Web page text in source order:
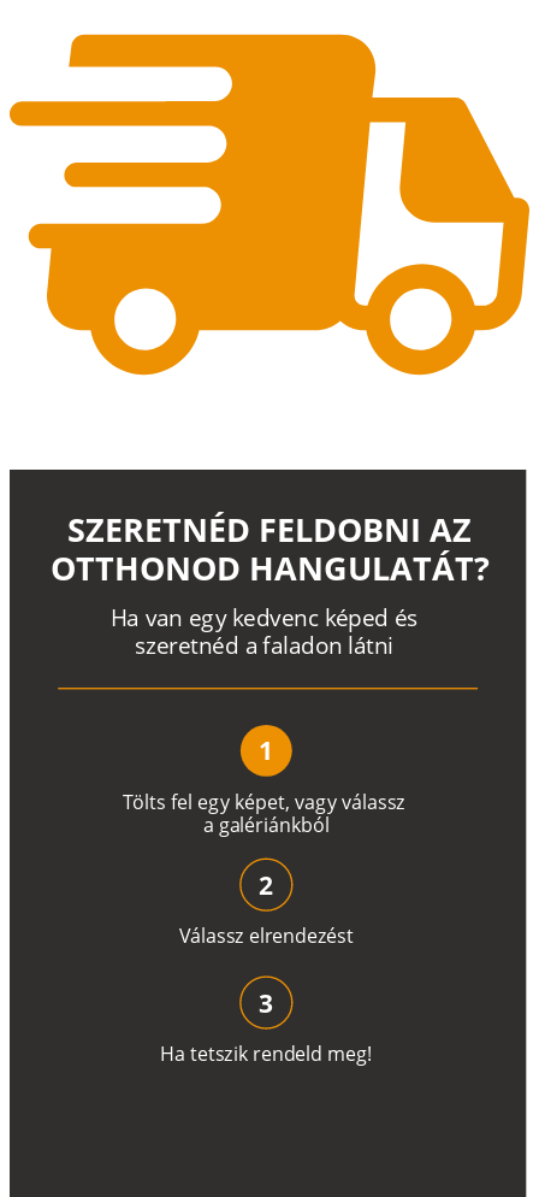
Tölts fel egy képet, vagyválassz
a galériánkból
Ha van egy kedvenc képed és
szeretnéd a faladon látni
SZERETNÉD FELDOBNI AZ
OTTHONOD HANGULATÁT?
1
Válassz elrendezést
2
Ha tetszik rendeld meg!
3